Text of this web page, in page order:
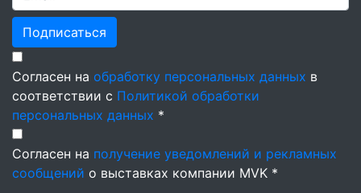
Подписаться
Согласен на обработку персональных данных в
соответствии с Политикой обработки
персональных данных *
Согласен на получение уведомлений и рекламных
сообщений о выставках компании MVK *